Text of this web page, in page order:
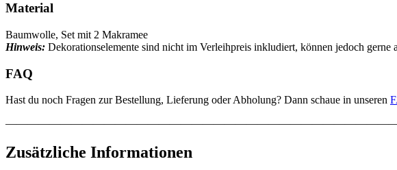
Material
Baumwolle, Set mit 2 Makramee
Hinweis: Dekorationselemente sind nicht im Verleihpreis inkludiert, können jedoch gerne
FAQ
Hast du noch Fragen zur Bestellung, Lieferung oder Abholung? Dann schaue in unseren
Zusätzliche Informationen